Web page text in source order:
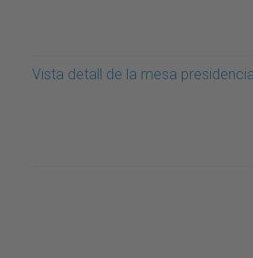
Vista detall de la mesa